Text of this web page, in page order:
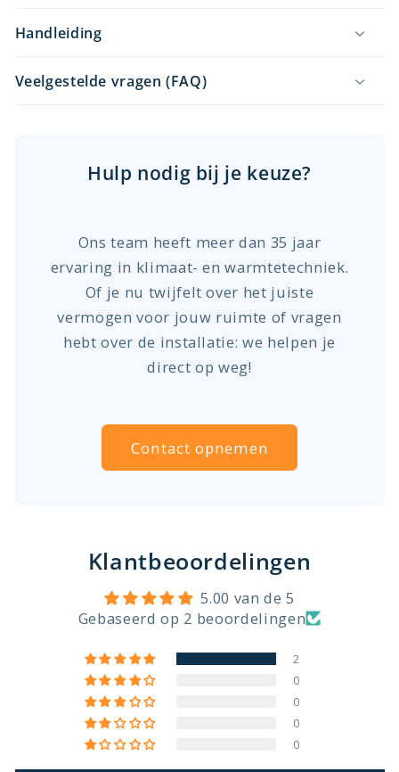
Handleiding
Veelgestelde vragen (FAQ)
Hulp nodig bij je keuze?
Ons team heeft meer dan 35 jaar
ervaring in klimaat- en warmtetechniek.
Of je nu twijfelt over het juiste
vermogen voor jouw ruimte of vragen
hebt over de installatie: we helpen je
direct op weg!
Contact opnemen
Klantbeoordelingen
5.00 van de 5
Gebaseerd op 2 beoordelingen
2
0
0
0
0